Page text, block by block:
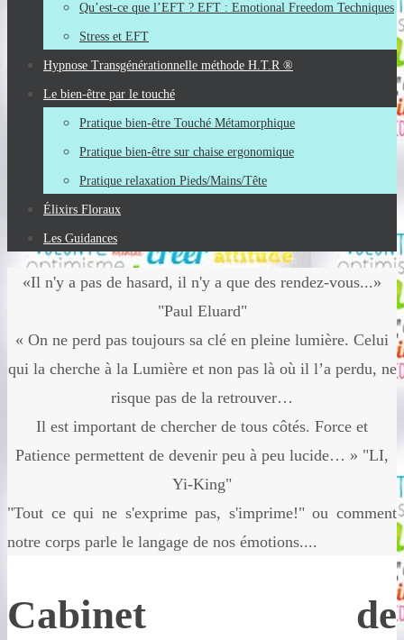
Qu’est-ce que l’EFT ? EFT : Emotional Freedom Techniques
Stress et EFT
Hypnose Transgénérationnelle méthode H.T.R ®
Le bien-être par le touché
Pratique bien-être Touché Métamorphique
Pratique bien-être sur chaise ergonomique
Pratique relaxation Pieds/Mains/Tête
Élixirs Floraux
Les Guidances
«Il n'y a pas de hasard, il n'y a que des rendez-vous...»
"Paul Eluard"
« On ne perd pas toujours sa clé en pleine lumière. Celui
qui la cherche à la Lumière et non pas là où il l’a perdu, ne
risque pas de la retrouver…
Il est important de chercher de tous côtés. Force et
Patience permettent de devenir peu à peu lucide… » "LI,
Yi-King"
"Tout ce qui ne s'exprime pas, s'imprime!" ou comment
notre corps parle le langage de nos émotions....
Cabinet de